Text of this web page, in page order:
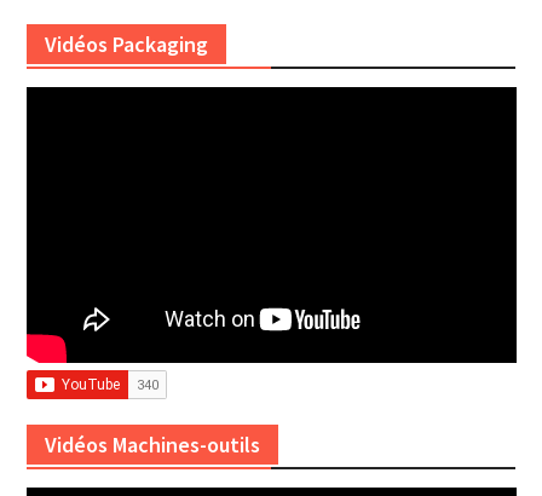
Vidéos Packaging
Vidéos Machines-outils